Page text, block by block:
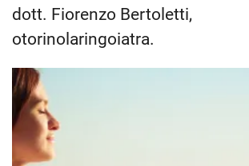
dott. Fiorenzo Bertoletti,
otorinolaringoiatra.